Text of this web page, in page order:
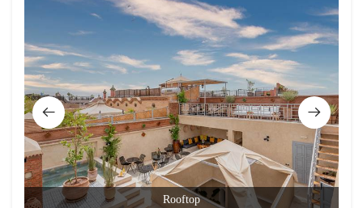
Rooftop